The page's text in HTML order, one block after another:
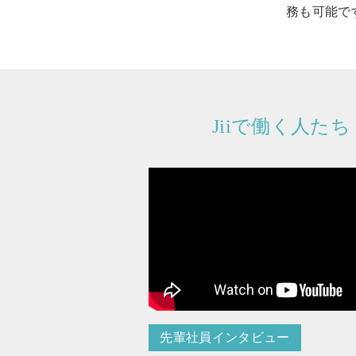
務も可能で
Jiiで働く人たち
先輩社員インタビュー